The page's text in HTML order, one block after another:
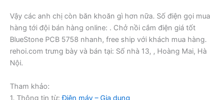
Vậy các anh chị còn băn khoăn gì hơn nữa. Số điện gọi mua
hàng tới đội bán hàng online: . Chở nồi cắm điện giá tốt
BlueStone PCB 5758 nhanh, free ship với khách mua hàng.
rehoi.com trưng bày và bán tại: Số nhà 13, , Hoàng Mai, Hà
Nội.
Tham khảo:
1. Thông tin từ:Điện máy – Gia dụng